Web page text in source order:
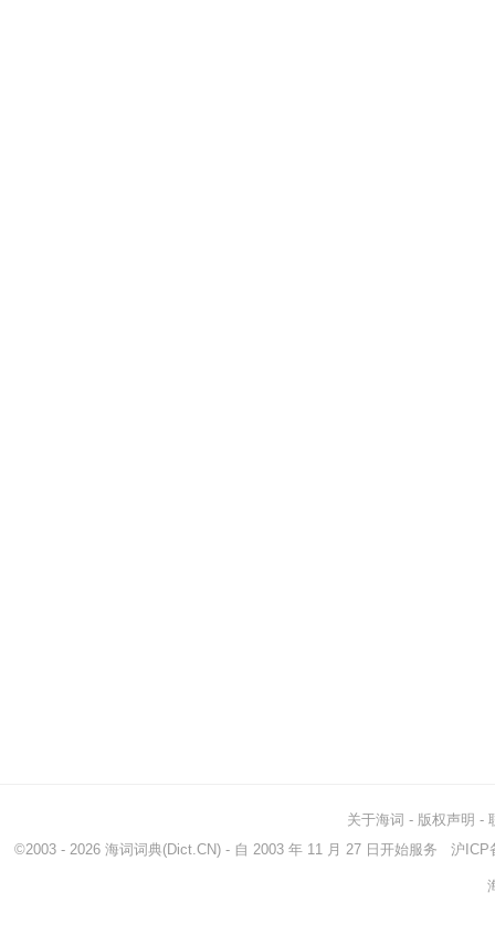
关于海词 - 版权声明 -
©2003 - 2026 海词词典(Dict.CN) - 自 2003 年 11 月 27 日开始服务 沪ICP